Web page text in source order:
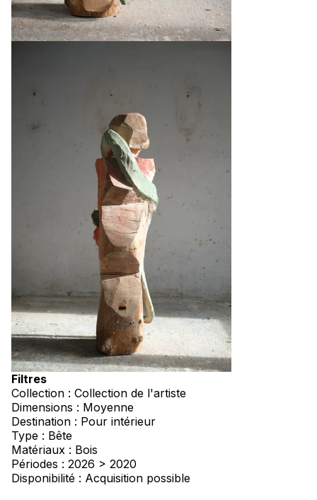
Filtres
Collection : Collection de l'artiste
Dimensions : Moyenne
Destination : Pour intérieur
Type : Bête
Matériaux : Bois
Périodes : 2026 > 2020
Disponibilité : Acquisition possible